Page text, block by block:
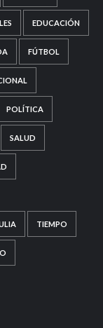
EDUCACIÓN
FÚTBOL
POLÍTICA
SALUD
TIEMPO